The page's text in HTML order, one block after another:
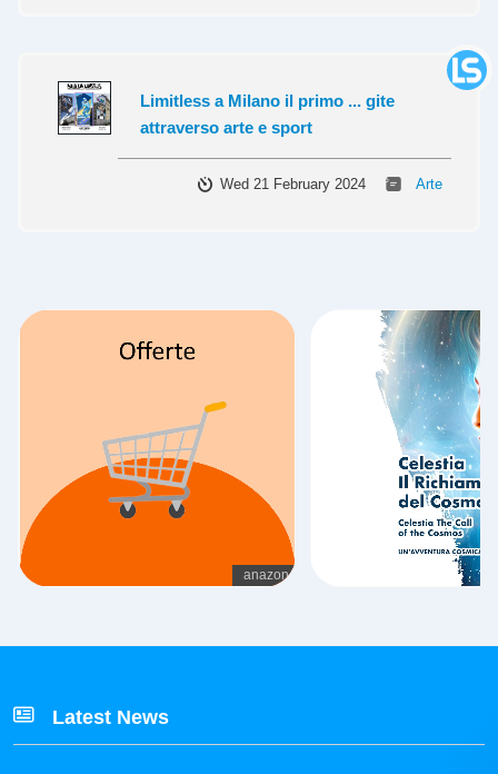
Limitless a Milano il primo ... gite
attraverso arte e sport
Wed 21 February 2024 Arte
Latest News